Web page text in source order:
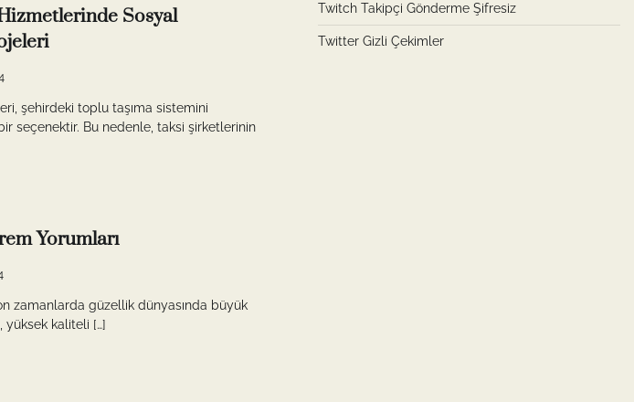
Sosyal
şehirdeki toplu taşıma sistemini
seçenektir. Bu nedenle, taksi şirketlerinin
Yorumları
zamanlarda güzellik dünyasında büyük
yüksek kaliteli […]
Twitch Takipçi Gönderme Şifresiz
Twitter Gizli Çekimler